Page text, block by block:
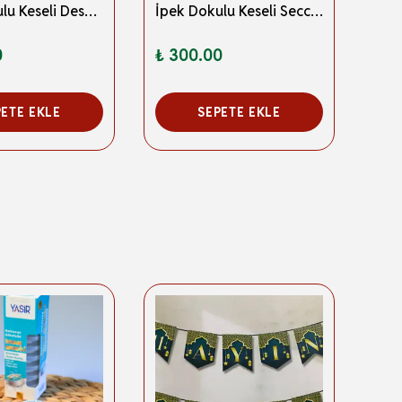
İpek Dokulu Keseli Desenli Seccade Lacivert
EKLE
İpek Dokulu Keseli Seccade Beyaz
₺ 300.00
SEPETE EKLE